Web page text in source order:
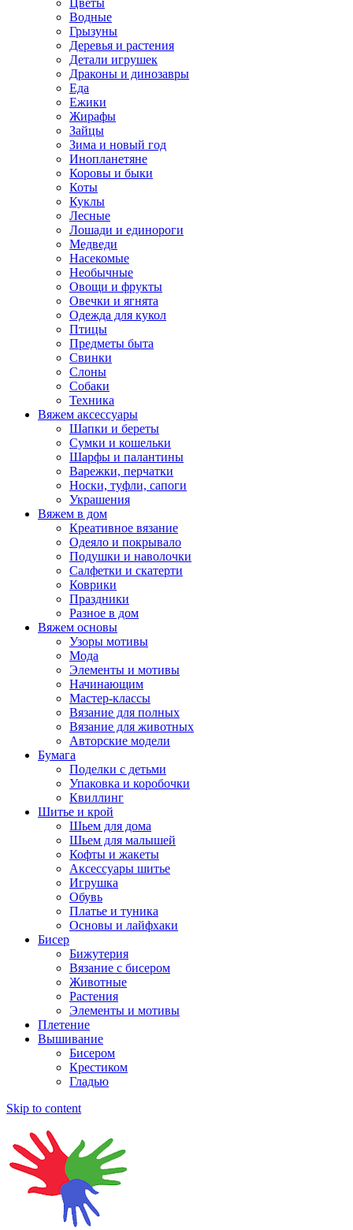
Цветы
Водные
Грызуны
Деревья и растения
Детали игрушек
Драконы и динозавры
Еда
Ежики
Жирафы
Зайцы
Зима и новый год
Инопланетяне
Коровы и быки
Коты
Куклы
Лесные
Лошади и единороги
Медведи
Насекомые
Необычные
Овощи и фрукты
Овечки и ягнята
Одежда для кукол
Птицы
Предметы быта
Свинки
Слоны
Собаки
Техника
Вяжем аксессуары
Шапки и береты
Сумки и кошельки
Шарфы и палантины
Варежки, перчатки
Носки, туфли, сапоги
Украшения
Вяжем в дом
Креативное вязание
Одеяло и покрывало
Подушки и наволочки
Салфетки и скатерти
Коврики
Праздники
Разное в дом
Вяжем основы
Узоры мотивы
Мода
Элементы и мотивы
Начинающим
Мастер-классы
Вязание для полных
Вязание для животных
Авторские модели
Бумага
Поделки с детьми
Упаковка и коробочки
Квиллинг
Шитье и крой
Шьем для дома
Шьем для малышей
Кофты и жакеты
Аксессуары шитье
Игрушка
Обувь
Платье и туника
Основы и лайфхаки
Бисер
Бижутерия
Вязание с бисером
Животные
Растения
Элементы и мотивы
Плетение
Вышивание
Бисером
Крестиком
Гладью
Skip to content